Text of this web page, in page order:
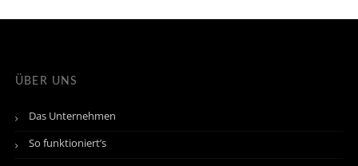
ÜBER UNS
Das Unternehmen
So funktioniert’s